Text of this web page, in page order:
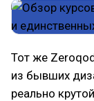
Тот же
из бывших
реально